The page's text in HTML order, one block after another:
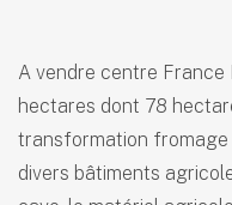
A vendre centre
hectares dont 78
transformation fromage
divers bâtiments